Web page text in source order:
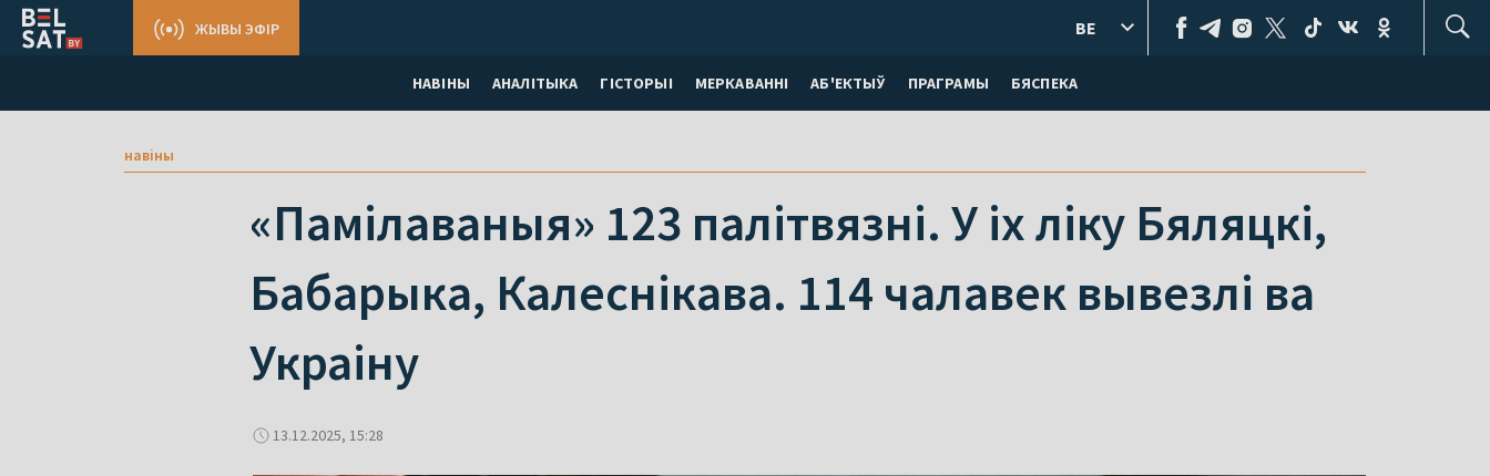
НАВІНЫ АНАЛІТЫКА ГІСТОРЫІ МЕРКАВАННI АБ'ЕКТЫЎ ПРАГРАМЫ БЯСПЕКА
ЖЫВЫ ЭФІР BE
навіны
«Памілаваныя» 123 палітвязні. У іх ліку Бяляцкі,
Бабарыка, Калеснікава. 114 чалавек вывезлі ва
Украіну
13.12.2025, 15:28